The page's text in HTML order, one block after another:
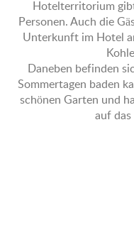
Hotelterritorium
Personen. Auch die
Unterkunft im Hotel
Daneben befinden
Sommertagen baden
schönen Garten und
auf das